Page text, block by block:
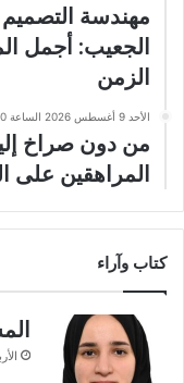
مهندسة
الجعيب: أجمل
الزمن
الأحد 9 أغسطس 2026 الساعة 7:00 م
من دون صراخ
المراهقين على
كتاب وآراء
الأربعاء 1